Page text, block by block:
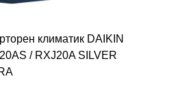
климатик DAIKIN
/ RXJ20A SILVER